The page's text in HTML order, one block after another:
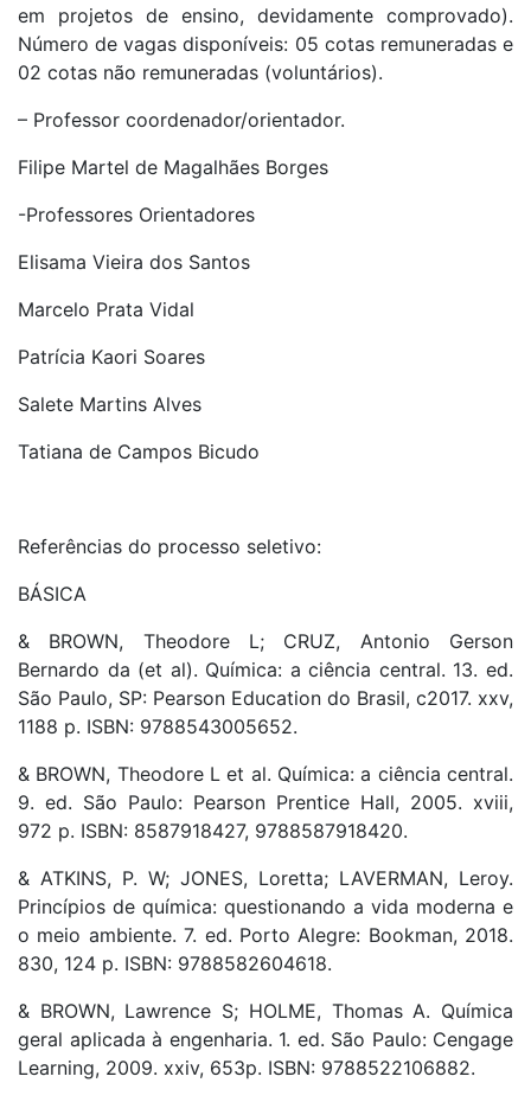
em projetos de ensino, devidamente comprovado).
Número de vagas disponíveis: 05 cotas remuneradas e
02 cotas não remuneradas (voluntários).
– Professor coordenador/orientador.
Filipe Martel de Magalhães Borges
-Professores Orientadores
Elisama Vieira dos Santos
Marcelo Prata Vidal
Patrícia Kaori Soares
Salete Martins Alves
Tatiana de Campos Bicudo
Referências do processo seletivo:
BÁSICA
& BROWN, Theodore L; CRUZ, Antonio Gerson
Bernardo da (et al). Química: a ciência central. 13. ed.
São Paulo, SP: Pearson Education do Brasil, c2017. xxv,
1188 p. ISBN: 9788543005652.
& BROWN, Theodore L et al. Química: a ciência central.
9. ed. São Paulo: Pearson Prentice Hall, 2005. xviii,
972 p. ISBN: 8587918427, 9788587918420.
& ATKINS, P. W; JONES, Loretta; LAVERMAN, Leroy.
Princípios de química: questionando a vida moderna e
o meio ambiente. 7. ed. Porto Alegre: Bookman, 2018.
830, 124 p. ISBN: 9788582604618.
& BROWN, Lawrence S; HOLME, Thomas A. Química
geral aplicada à engenharia. 1. ed. São Paulo: Cengage
Learning, 2009. xxiv, 653p. ISBN: 9788522106882.